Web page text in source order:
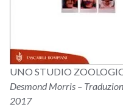
UNO STUDIO
Desmond Morris –
2017